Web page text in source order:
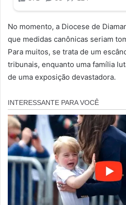
No momento, a Diocese de
que medidas canônicas seriam
Para muitos, se trata de um
tribunais, enquanto uma família
de uma exposição devastadora.